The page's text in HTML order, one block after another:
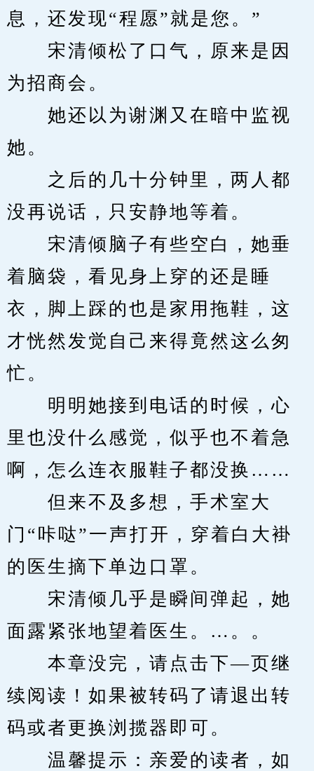
息，还发现“程愿”就是您。”
宋清倾松了口气，原来是因
为招商会。
她还以为谢渊又在暗中监视
她。
之后的几十分钟里，两人都
没再说话，只安静地等着。
宋清倾脑子有些空白，她垂
着脑袋，看见身上穿的还是睡
衣，脚上踩的也是家用拖鞋，这
才恍然发觉自己来得竟然这么匆
忙。
明明她接到电话的时候，心
里也没什么感觉，似乎也不着急
啊，怎么连衣服鞋子都没换……
但来不及多想，手术室大
门“咔哒”一声打开，穿着白大褂
的医生摘下单边口罩。
宋清倾几乎是瞬间弹起，她
面露紧张地望着医生。…。。
本章没完，请点击下—页继
续阅读！如果被转码了请退出转
码或者更换浏揽器即可。
温馨提示：亲爱的读者，如